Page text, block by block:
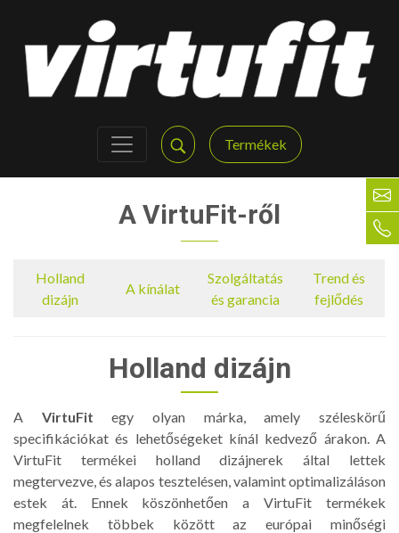
Termékek
A VirtuFit-ről
Holland
dizájn
A kínálat
Szolgáltatás
és garancia
Trend és
fejlődés
Holland dizájn
A VirtuFitegy olyan márka, amely széleskörű
specifikációkat és lehetőségeket kínál kedvező árakon. A
VirtuFit termékei holland dizájnerek által lettek
megtervezve, és alapos tesztelésen, valamint optimalizáláson
estek át. Ennek köszönhetően a VirtuFit
termékek
megfelelnek többek között az európai minőségi